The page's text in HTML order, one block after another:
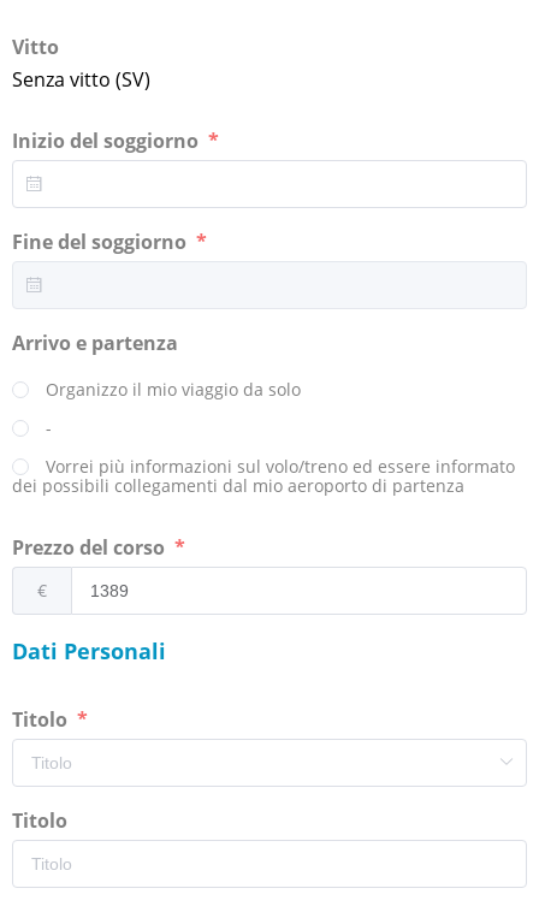
Vitto
Senza vitto (SV)
Inizio del soggiorno
Fine del soggiorno
Arrivo e partenza
Organizzo il mio viaggio da solo
-
Vorrei più informazioni sul volo/treno ed essere informato
dei possibili collegamenti dal mio aeroporto di partenza
Prezzo del corso
€
Dati Personali
Titolo
Titolo